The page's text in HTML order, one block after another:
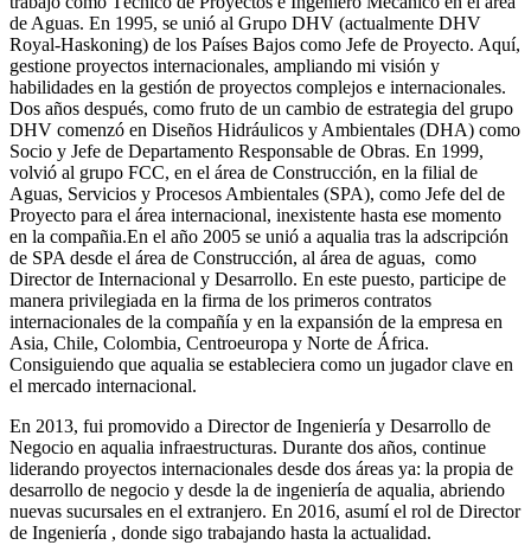
de Aguas. En 1995, se unió al Grupo DHV (actualmente DHV
Royal-Haskoning) de los Países Bajos como Jefe de Proyecto. Aquí,
gestione proyectos internacionales, ampliando mi visión y
habilidades en la gestión de proyectos complejos e internacionales.
Dos años después, como fruto de un cambio de estrategia del grupo
DHV comenzó en Diseños Hidráulicos y Ambientales (DHA) como
Socio y Jefe de Departamento Responsable de Obras. En 1999,
volvió al grupo FCC, en el área de Construcción, en la filial de
Aguas, Servicios y Procesos Ambientales (SPA), como Jefe del de
Proyecto para el área internacional, inexistente hasta ese momento
en la compañia.En el año 2005 se unió a aqualia tras la adscripción
de SPA desde el área de Construcción, al área de aguas, como
Director de Internacional y Desarrollo. En este puesto, participe de
manera privilegiada en la firma de los primeros contratos
internacionales de la compañía y en la expansión de la empresa en
Asia, Chile, Colombia, Centroeuropa y Norte de África.
Consiguiendo que aqualia se estableciera como un jugador clave en
el mercado internacional.
En 2013, fui promovido a Director de Ingeniería y Desarrollo de
Negocio en aqualia infraestructuras. Durante dos años, continue
liderando proyectos internacionales desde dos áreas ya: la propia de
desarrollo de negocio y desde la de ingeniería de aqualia, abriendo
nuevas sucursales en el extranjero. En 2016, asumí el rol de Director
de Ingeniería , donde sigo trabajando hasta la actualidad.